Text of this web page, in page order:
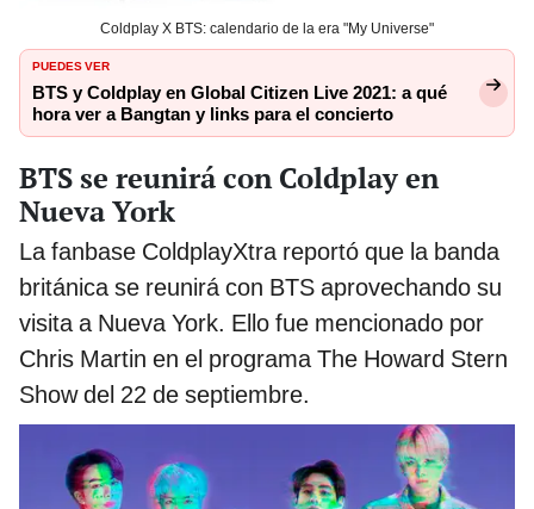
Coldplay X BTS: calendario de la era "My Universe"
PUEDES VER
BTS y Coldplay en Global Citizen Live 2021: a qué
hora ver a Bangtan y links para el concierto
BTS se reunirá con Coldplay en
Nueva York
La fanbase ColdplayXtra reportó que la banda
británica se reunirá con BTS aprovechando su
visita a Nueva York. Ello fue mencionado por
Chris Martin en el programa The Howard Stern
Show del 22 de septiembre.